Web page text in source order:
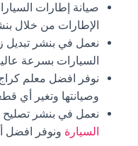
صيانة إطارات
الإطارات من خلال
نعمل في بنشر تبديل
السيارات بسرعة
نوفر افضل معلم
وصيانتها وتغير أي
نعمل في بنشر
السيارة ونوفر افضل